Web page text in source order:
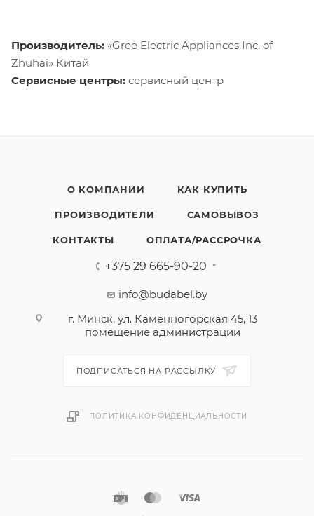
Производитель: «Gree Electric Appliances Inc. of
Zhuhai» Китай
Сервисные центры: сервисный центр
О КОМПАНИИ КАК КУПИТЬ
ПРОИЗВОДИТЕЛИ САМОВЫВОЗ
КОНТАКТЫ ОПЛАТА/РАССРОЧКА
+375 29 665-90-20
info@budabel.by
г. Минск, ул. Каменногорская 45, 13
помещение администрации
ПОДПИСАТЬСЯ НА РАССЫЛКУ
ПОЛИТИКА КОНФИДЕНЦИАЛЬНОСТИ